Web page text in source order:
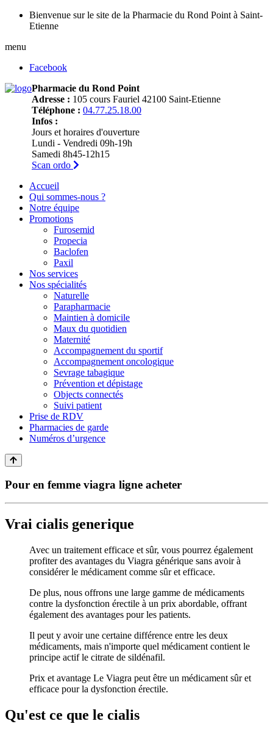
Bienvenue sur le site de la Pharmacie du Rond Point à Saint-
Etienne
menu
Facebook
Pharmacie du Rond Point
Adresse : 105 cours Fauriel 42100 Saint-Etienne
Téléphone : 04.77.25.18.00
Infos :
Jours et horaires d'ouverture
Lundi - Vendredi 09h-19h
Samedi 8h45-12h15
Scan ordo
Accueil
Qui sommes-nous ?
Notre équipe
Promotions
Furosemid
Propecia
Baclofen
Paxil
Nos services
Nos spécialités
Naturelle
Parapharmacie
Maintien à domicile
Maux du quotidien
Maternité
Accompagnement du sportif
Accompagnement oncologique
Sevrage tabagique
Prévention et dépistage
Objects connectés
Suivi patient
Prise de RDV
Pharmacies de garde
Numéros d’urgence
Pour en femme viagra ligne acheter
Vrai cialis generique
Avec un traitement efficace et sûr, vous pourrez également
profiter des avantages du Viagra générique sans avoir à
considérer le médicament comme sûr et efficace.
De plus, nous offrons une large gamme de médicaments
contre la dysfonction érectile à un prix abordable, offrant
également des avantages pour les patients.
Il peut y avoir une certaine différence entre les deux
médicaments, mais n'importe quel médicament contient le
principe actif le citrate de sildénafil.
Prix et avantage Le Viagra peut être un médicament sûr et
efficace pour la dysfonction érectile.
Qu'est ce que le cialis